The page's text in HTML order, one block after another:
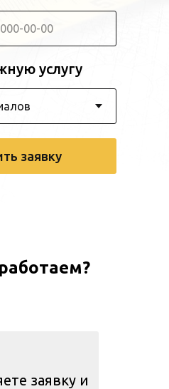
услугу
заявку
заявку и